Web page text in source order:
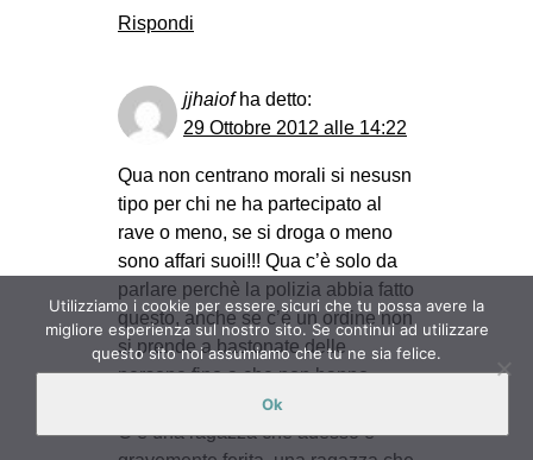
Rispondi
jjhaiof ha detto:
29 Ottobre 2012 alle 14:22
Qua non centrano morali si nesusn
tipo per chi ne ha partecipato al
rave o meno, se si droga o meno
sono affari suoi!!! Qua c’è solo da
parlare perchè la polizia abbia fatto
questo, anche se c’è un ordine non
si prende a bastonate delle
persone fino a che non hanno
nemmeno il fiato per respirare!!
C’è una ragazza che adesso è
Utilizziamo i cookie per essere sicuri che tu possa avere la
migliore esperienza sul nostro sito. Se continui ad utilizzare
questo sito noi assumiamo che tu ne sia felice.
Ok